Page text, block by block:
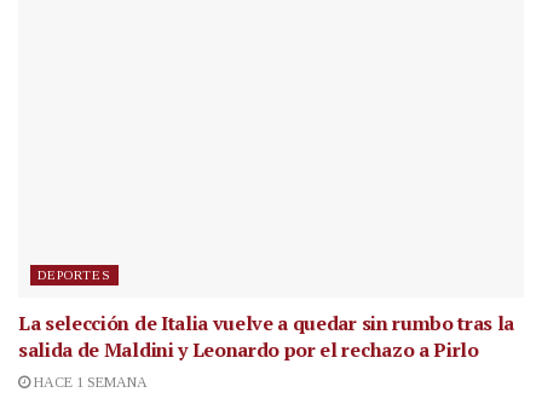
DEPORTES
La selección de Italia vuelve a quedar sin rumbo tras la
salida de Maldini y Leonardo por el rechazo a Pirlo
HACE 1 SEMANA